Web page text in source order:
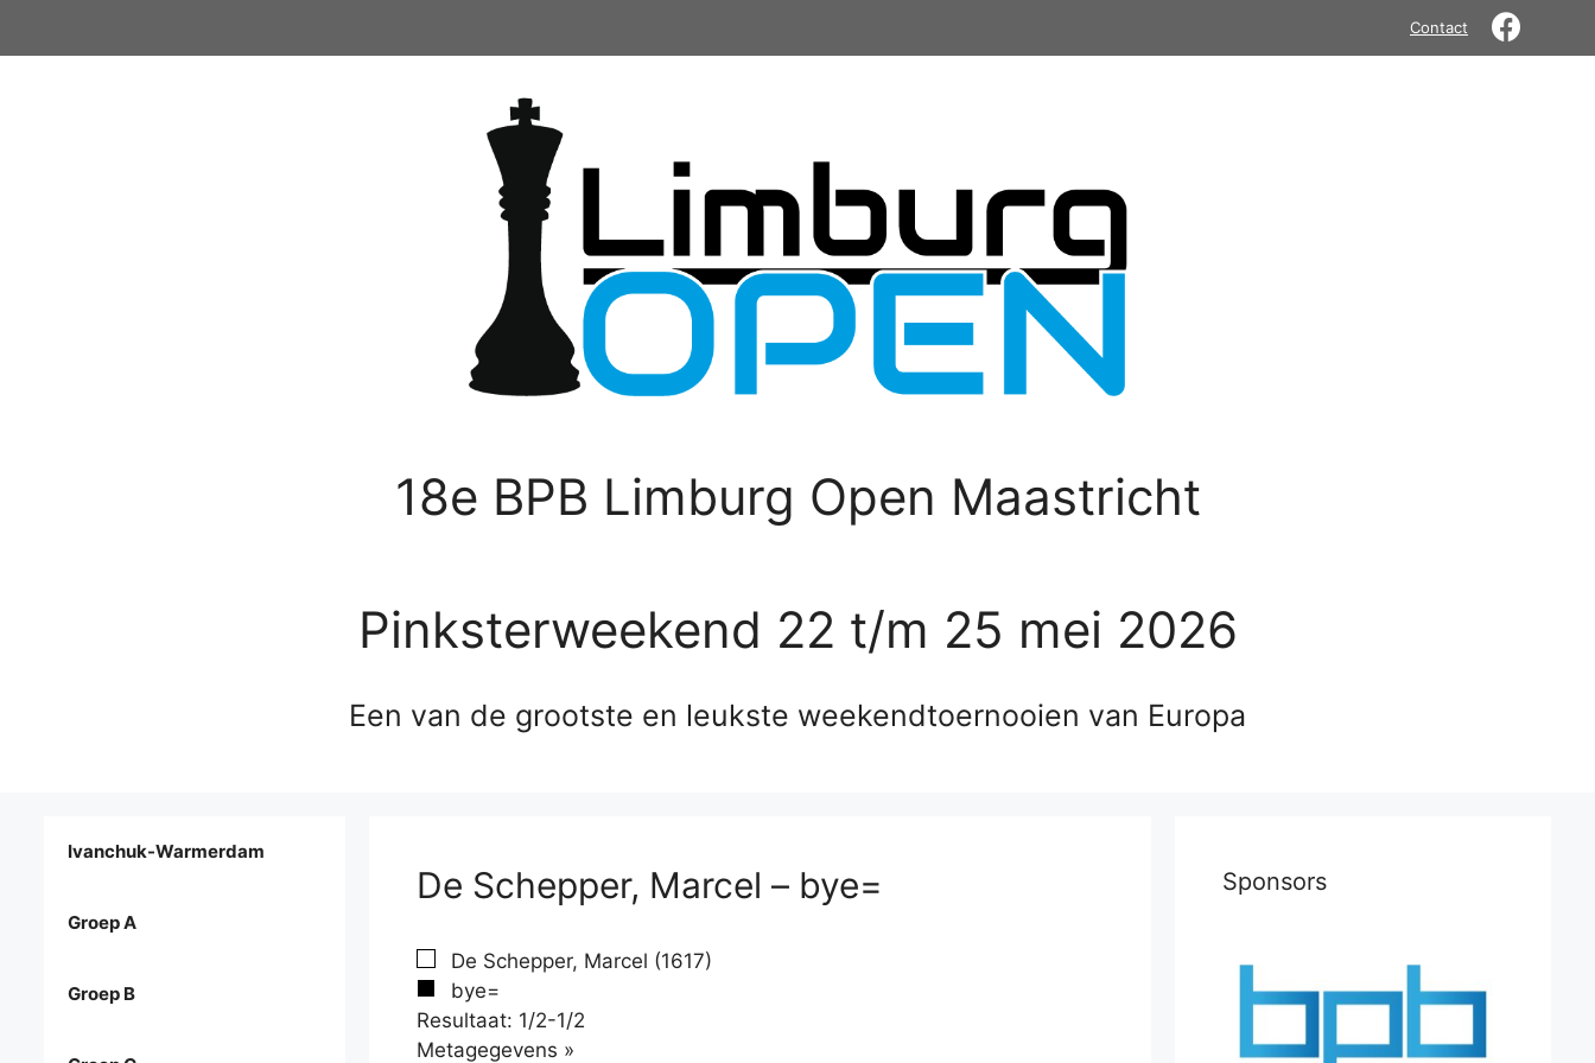
Contact
18e BPB Limburg Open Maastricht
Pinksterweekend 22 t/m 25 mei 2026
Een van de grootste en leukste weekendtoernooien van Europa
De Schepper, Marcel – bye=
De Schepper, Marcel (1617)
bye=
Resultaat: 1/2-1/2
Metagegevens »
Ivanchuk-Warmerdam
Groep A
Groep B
Sponsors